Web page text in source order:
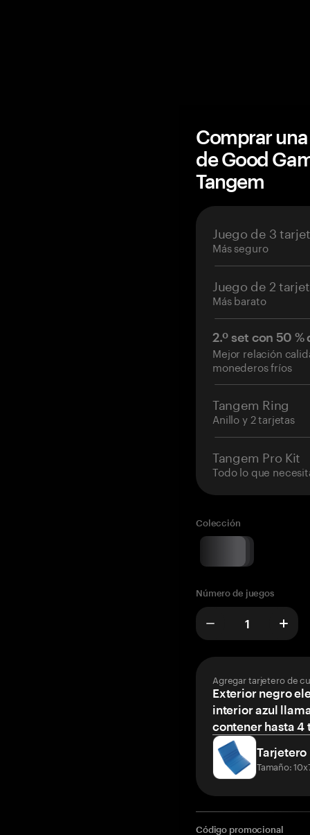
Comprar
de Good
Tangem
Juego de 3
Más seguro
Juego de 2
Más barato
2.º set con 50
Mejor relación
monederos fríos
Tangem Ring
Anillo y 2 tarjetas
Tangem Pro Kit
Todo lo que
Colección
Número de juegos
Agregar tarjetero de
Exterior negro
interior azul
contener hasta 4
Tarjetero
Tamaño:
Código promocional